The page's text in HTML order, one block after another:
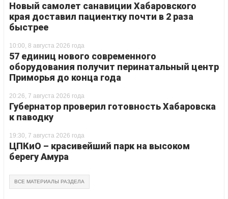
Новый самолет санавиции Хабаровского
края доставил пациентку почти в 2 раза
быстрее
10:00, 8 августа 2026 года
57 единиц нового современного
оборудования получит перинатальный центр
Приморья до конца года
20:26, 7 августа 2026 года
Губернатор проверил готовность Хабаровска
к паводку
19:30, 7 августа 2026 года
ЦПКиО – красивейший парк на высоком
берегу Амура
ВСЕ МАТЕРИАЛЫ РАЗДЕЛА